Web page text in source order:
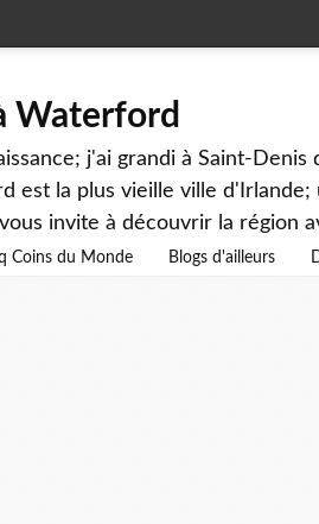
Waterford
j'ai grandi à Saint-
est la plus vieille ville
invite à découvrir la région
Coins du Monde Blogs d'ailleurs